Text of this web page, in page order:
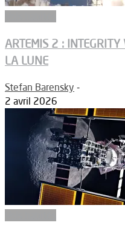
ARTEMIS 2 :
LA LUNE
Stefan Barensky -
2 avril 2026